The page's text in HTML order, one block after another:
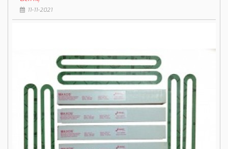
11-11-2021